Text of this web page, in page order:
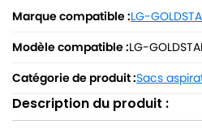
Marque compatible :LG-
Modèle compatible :LG-
Catégorie de produit :Sacs
Description du produit :